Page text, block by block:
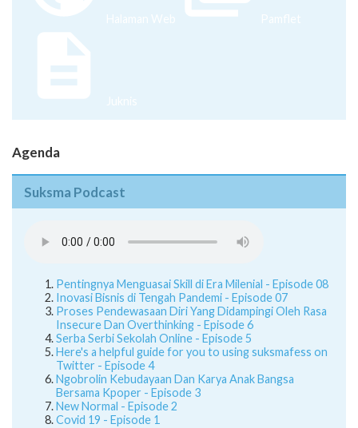
Halaman Web Pamflet
Juknis
Agenda
Suksma Podcast
Pentingnya Menguasai Skill di Era Milenial - Episode 08
Inovasi Bisnis di Tengah Pandemi - Episode 07
Proses Pendewasaan Diri Yang Didampingi Oleh Rasa
Insecure Dan Overthinking - Episode 6
Serba Serbi Sekolah Online - Episode 5
Here's a helpful guide for you to using suksmafess on
Twitter - Episode 4
Ngobrolin Kebudayaan Dan Karya Anak Bangsa
Bersama Kpoper - Episode 3
New Normal - Episode 2
Covid 19 - Episode 1